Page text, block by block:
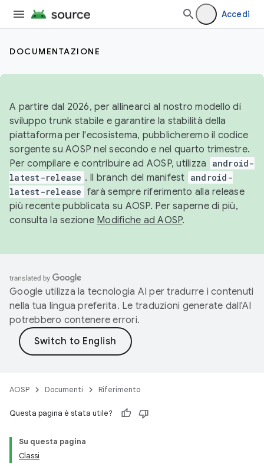
Accedi
DOCUMENTAZIONE
A partire dal 2026, per allinearci al nostro modello di
sviluppo trunk stabile e garantire la stabilità della
piattaforma per l'ecosistema, pubblicheremo il codice
sorgente su AOSP nel secondo e nel quarto trimestre.
Per compilare e contribuire ad AOSP, utilizza
android-
latest-release . Il branch del manifest android-
latest-release farà sempre riferimento alla release
più recente pubblicata su AOSP. Per saperne di più,
consulta la sezione Modifiche ad AOSP.
Google utilizza la tecnologia AI per tradurre i contenuti
nella tua lingua preferita. Le traduzioni generate dall'AI
potrebbero contenere errori.
AOSP Documenti Riferimento
Questa pagina è stata utile?
Su questa pagina
Classi